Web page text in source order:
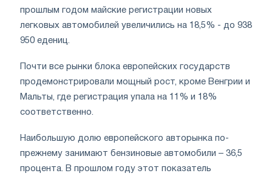
прошлым годом майские регистрации новых
легковых автомобилей увеличились на 18,5% - до 938
950 едениц.
Почти все рынки блока европейских государств
продемонстрировали мощный рост, кроме Венгрии и
Мальты, где регистрация упала на 11% и 18%
соответственно.
Наибольшую долю европейского авторынка по-
прежнему занимают бензиновые автомобили – 36,5
процента. В прошлом году этот показатель